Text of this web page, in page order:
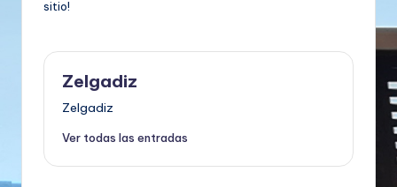
sitio!
Zelgadiz
Zelgadiz
Ver todas las entradas